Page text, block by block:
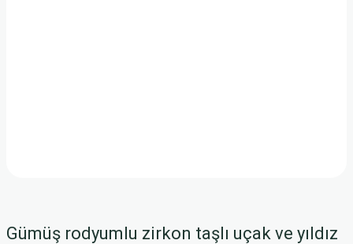
Gümüş rodyumlu zirkon taşlı uçak ve yıldız